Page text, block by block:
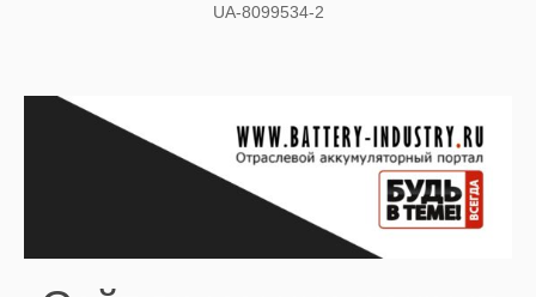
UA-8099534-2